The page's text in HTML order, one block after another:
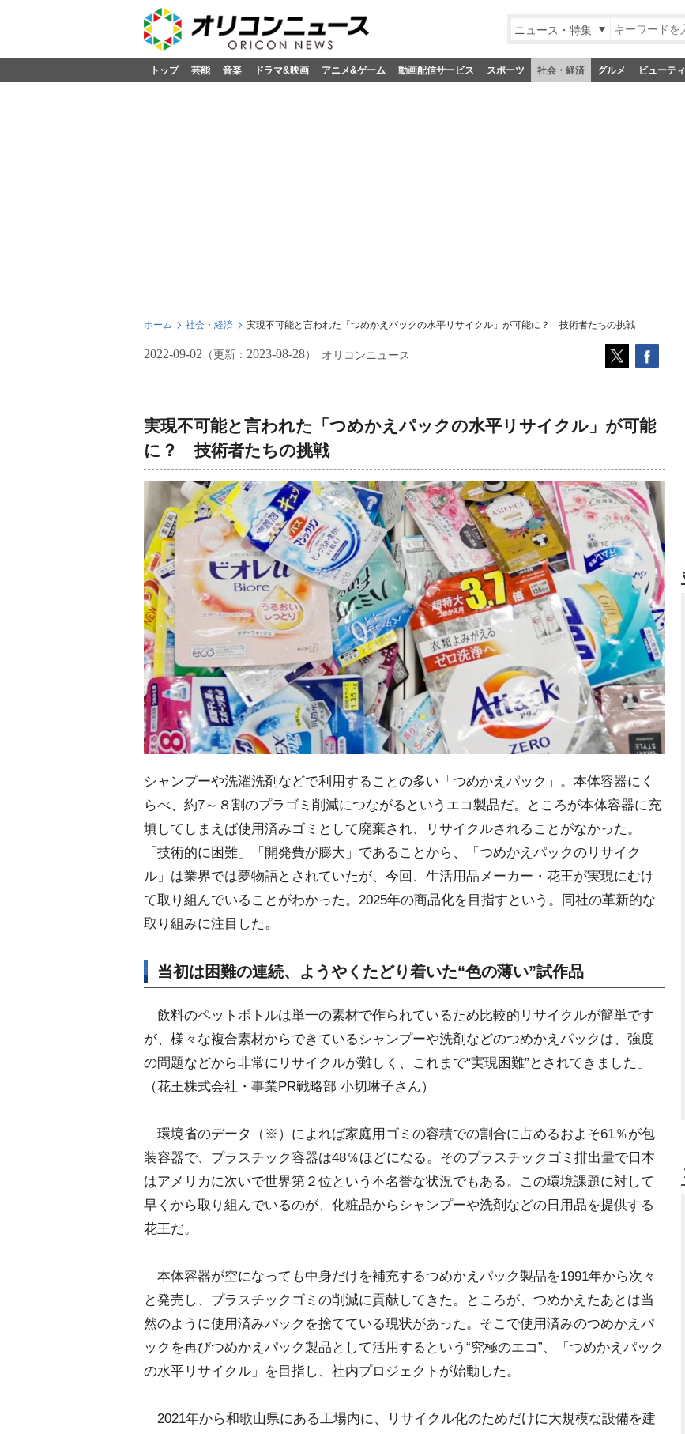
ニュース・特集
トップ 芸能 音楽 ドラマ&映画 アニメ&ゲーム 動画配信サービス スポーツ 社会・経済 グルメ ビューティ
ホーム 社会・経済 実現不可能と言われた「つめかえパックの水平リサイクル」が可能に？ 技術者たちの挑戦
2022-09-02 （更新： 2023-08-28） オリコンニュース
実現不可能と言われた「つめかえパックの水平リサイクル」が可能
に？ 技術者たちの挑戦
シャンプーや洗濯洗剤などで利用することの多い「つめかえパック」。本体容器にく
らべ、約7～８割のプラゴミ削減につながるというエコ製品だ。ところが本体容器に充
填してしまえば使用済みゴミとして廃棄され、リサイクルされることがなかった。
「技術的に困難」「開発費が膨大」であることから、「つめかえパックのリサイク
ル」は業界では夢物語とされていたが、今回、生活用品メーカー・花王が実現にむけ
て取り組んでいることがわかった。2025年の商品化を目指すという。同社の革新的な
取り組みに注目した。
当初は困難の連続、ようやくたどり着いた“色の薄い”試作品
「飲料のペットボトルは単一の素材で作られているため比較的リサイクルが簡単です
が、様々な複合素材からできているシャンプーや洗剤などのつめかえパックは、強度
の問題などから非常にリサイクルが難しく、これまで“実現困難”とされてきました」
（花王株式会社・事業PR戦略部 小切琳子さん）
環境省のデータ（※）によれば家庭用ゴミの容積での割合に占めるおよそ61％が包
装容器で、プラスチック容器は48％ほどになる。そのプラスチックゴミ排出量で日本
はアメリカに次いで世界第２位という不名誉な状況でもある。この環境課題に対して
早くから取り組んでいるのが、化粧品からシャンプーや洗剤などの日用品を提供する
花王だ。
本体容器が空になっても中身だけを補充するつめかえパック製品を1991年から次々
と発売し、プラスチックゴミの削減に貢献してきた。ところが、つめかえたあとは当
然のように使用済みパックを捨てている現状があった。そこで使用済みのつめかえパ
ックを再びつめかえパック製品として活用するという“究極のエコ”、「つめかえパック
の水平リサイクル」を目指し、社内プロジェクトが始動した。
2021年から和歌山県にある工場内に、リサイクル化のためだけに大規模な設備を建